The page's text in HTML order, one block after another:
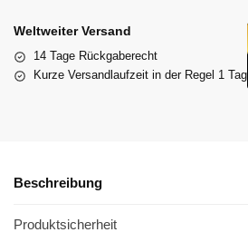
Weltweiter Versand
14 Tage Rückgaberecht
Kurze Versandlaufzeit in der Regel 1 Tag
Beschreibung
Produktsicherheit